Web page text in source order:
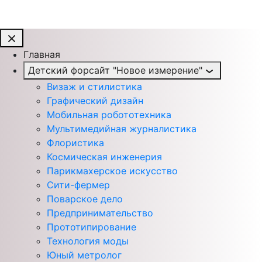
Главная
Детский форсайт "Новое измерение"
Визаж и стилистика
Графический дизайн
Мобильная робототехника
Мультимедийная журналистика
Флористика
Космическая инженерия
Парикмахерское искусство
Сити-фермер
Поварское дело
Предпринимательство
Прототипирование
Технология моды
Юный метролог